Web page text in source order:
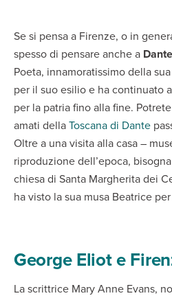
Se si pensa a Firenze, o in
spesso di pensare anche a
Poeta, innamoratissimo della
per il suo esilio e ha continuato
per la patria fino alla fine.
amati dellaToscana di Dante
Oltre a una visita alla casa –
riproduzione dell’epoca,
chiesa di Santa Margherita dei
ha visto la sua musa Beatrice
George Eliot e
La scrittrice Mary Anne Evans,